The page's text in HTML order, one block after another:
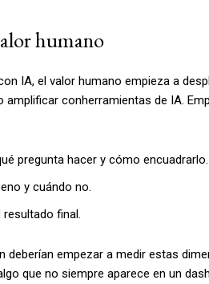
humano
IA, el valor humano empieza a
conherramientas de IA.
pregunta hacer y cómo encuadrarlo.
y cuándo no.
final.
empezar a medir estas
que no siempre aparece en un